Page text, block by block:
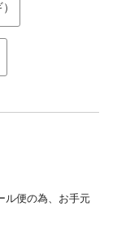
ル便の為、お手元